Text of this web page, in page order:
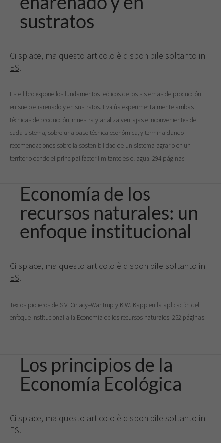
sustratos
Ci spiace, ma questo articolo è disponibile soltanto in
ES.
Este libro expone los fundamentos teóricos de los sistemas de producción
en suelo enarenado y en sustratos. Evalúa experimentalmente ambas
técnicas de producción, muestra y analiza ventajas e inconvenientes de
cada sistema, sobre una base técnica-económica, y termina dando
recomendaciones sobre la sostenibilidad de un sistema agrario en un
territorio donde el principal factor limitante es el agua. 294 páginas
Economía de los
recursos naturales: un
enfoque institucional
Ci spiace, ma questo articolo è disponibile soltanto in
ES.
Textos pioneros de S.V. Ciriacy–Wantrup y K.W. Kapp en la aplicación del
enfoque institucional a la Economía de los recursos naturales. 252 páginas.
Los principios de la
Economía Ecológica
Ci spiace, ma questo articolo è disponibile soltanto in
ES.
cookies no
funcione la
web.
Para que